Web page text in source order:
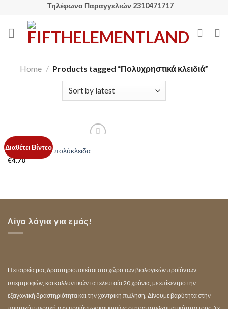
content
Τηλέφωνο Παραγγελιών 2310471717
Home / Products tagged “Πολυχρηστικά κλειδιά”
Διαθέτει Βίντεο
Wishlist
Σετ 2τεμαχίων πολύκλειδα
€4.70
Λίγα λόγια για εμάς!
Η εταιρεία μας δραστηριοποιείται στο χώρο των βιολογικών προϊόντων,
υπερτροφών, και καλλυντικών τα τελευταία 20 χρόνια, με επίκεντρο την
εξαγωγική δραστηριότητα και την χοντρική πώληση. Δίνουμε βαρύτητα στην